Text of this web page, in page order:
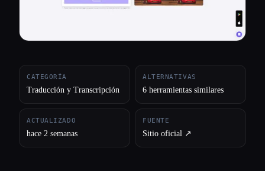
CATEGORÍA
Traducción y Transcripción
ALTERNATIVAS
6 herramientas similares
ACTUALIZADO
hace 2 semanas
FUENTE
Sitio oficial ↗︎